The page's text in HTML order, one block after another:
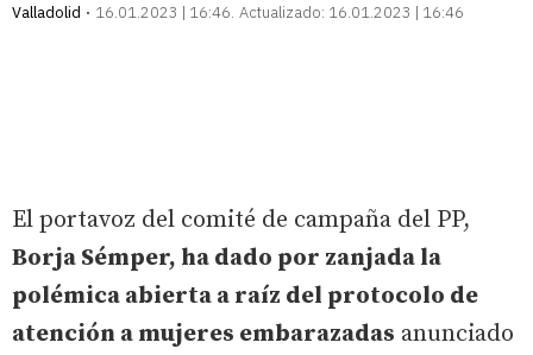
Valladolid
16.01.2023 | 16:46 Actualizado: 16.01.2023 | 16:46
El portavoz del comité de campaña del PP,
Borja Sémper, ha dado por zanjada la
polémica abierta a raíz del protocolo de
atención a mujeres embarazadas anunciado